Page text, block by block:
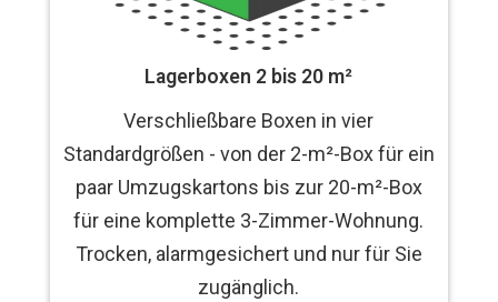
Lagerboxen 2 bis 20 m²
Verschließbare Boxen in vier
Standardgrößen - von der 2-m²-Box für ein
paar Umzugskartons bis zur 20-m²-Box
für eine komplette 3-Zimmer-Wohnung.
Trocken, alarmgesichert und nur für Sie
zugänglich.